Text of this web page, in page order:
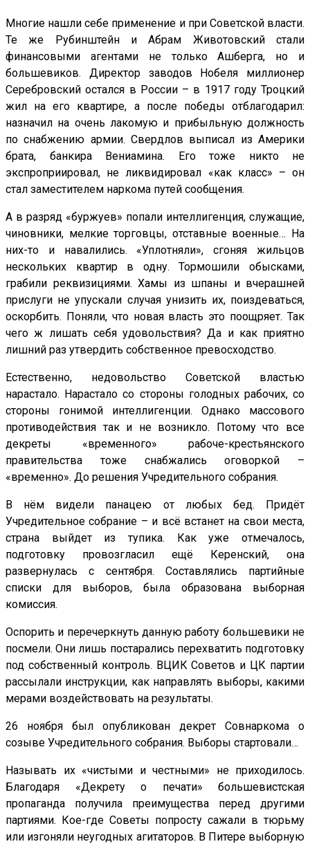
Многие нашли себе применение и при Советской власти.
Те же Рубинштейн и Абрам Животовский стали
финансовыми агентами не только Ашберга, но и
большевиков. Директор заводов Нобеля миллионер
Серебровский остался в России – в 1917 году Троцкий
жил на его квартире, а после победы отблагодарил:
назначил на очень лакомую и прибыльную должность
по снабжению армии. Свердлов выписал из Америки
брата, банкира Вениамина. Его тоже никто не
экспроприировал, не ликвидировал «как класс» – он
стал заместителем наркома путей сообщения.
А в разряд «буржуев» попали интеллигенция, служащие,
чиновники, мелкие торговцы, отставные военные… На
них-то и навалились. «Уплотняли», сгоняя жильцов
нескольких квартир в одну. Тормошили обысками,
грабили реквизициями. Хамы из шпаны и вчерашней
прислуги не упускали случая унизить их, поиздеваться,
оскорбить. Поняли, что новая власть это поощряет. Так
чего ж лишать себя удовольствия? Да и как приятно
лишний раз утвердить собственное превосходство.
Естественно, недовольство Советской властью
нарастало. Нарастало со стороны голодных рабочих, со
стороны гонимой интеллигенции. Однако массового
противодействия так и не возникло. Потому что все
декреты «временного» рабоче-крестьянского
правительства тоже снабжались оговоркой –
«временно». До решения Учредительного собрания.
В нём видели панацею от любых бед. Придёт
Учредительное собрание – и всё встанет на свои места,
страна выйдет из тупика. Как уже отмечалось,
подготовку провозгласил ещё Керенский, она
развернулась с сентября. Составлялись партийные
списки для выборов, была образована выборная
комиссия.
Оспорить и перечеркнуть данную работу большевики не
посмели. Они лишь постарались перехватить подготовку
под собственный контроль. ВЦИК Советов и ЦК партии
рассылали инструкции, как направлять выборы, какими
мерами воздействовать на результаты.
26 ноября был опубликован декрет Совнаркома о
созыве Учредительного собрания. Выборы стартовали…
Называть их «чистыми и честными» не приходилось.
Благодаря «Декрету о печати» большевистская
пропаганда получила преимущества перед другими
партиями. Кое-где Советы попросту сажали в тюрьму
или изгоняли неугодных агитаторов. В Питере выборную